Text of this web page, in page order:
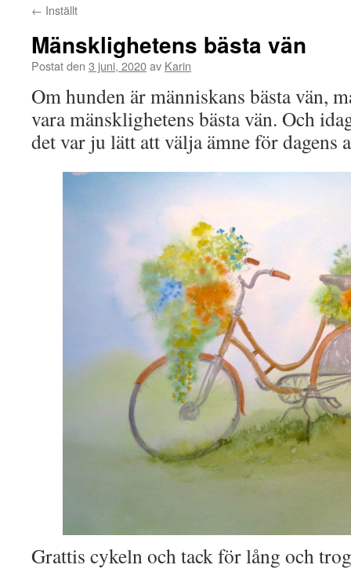
← Inställt
Mänsklighetens bästa vän
Postat den 3 juni, 2020av Karin
Om hunden är människans bästa vän,
vara mänsklighetens bästa vän. Och
det var ju lätt att välja ämne för dagens
Grattis cykeln och tack för lång och